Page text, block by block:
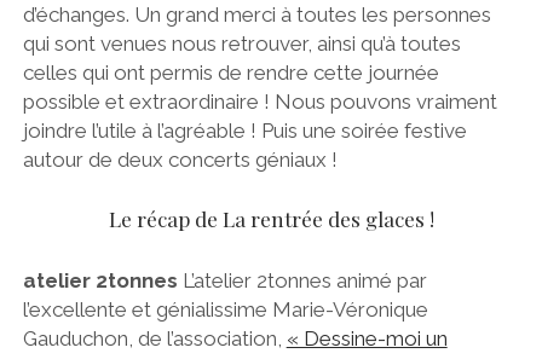
d’échanges. Un grand merci à toutes les personnes
qui sont venues nous retrouver, ainsi qu’à toutes
celles qui ont permis de rendre cette journée
possible et extraordinaire ! Nous pouvons vraiment
joindre l’utile à l’agréable ! Puis une soirée festive
autour de deux concerts géniaux !
Le récap de La rentrée des glaces !
atelier 2tonnes L’atelier 2tonnes animé par
l’excellente et génialissime Marie-Véronique
Gauduchon, de l’association, « Dessine-moi un